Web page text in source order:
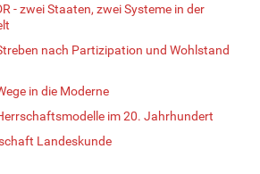
- zwei Staaten, zwei Systeme in der
nach Partizipation und Wohlstand
in die Moderne
im 20. Jahrhundert
Landeskunde